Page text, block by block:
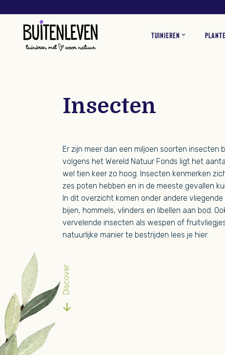
TUINIEREN
Insecten
Er zijn meer dan een miljoen soorten insecten
volgens het Wereld Natuur Fonds ligt het
wel tien keer zo hoog. Insecten kenmerken
zes poten hebben en in de meeste gevallen
In dit overzicht komen onder andere
bijen, hommels, vlinders en libellen aan bod.
vervelende insecten als wespen of
natuurlijke manier te bestrijden lees je hier.
Discover